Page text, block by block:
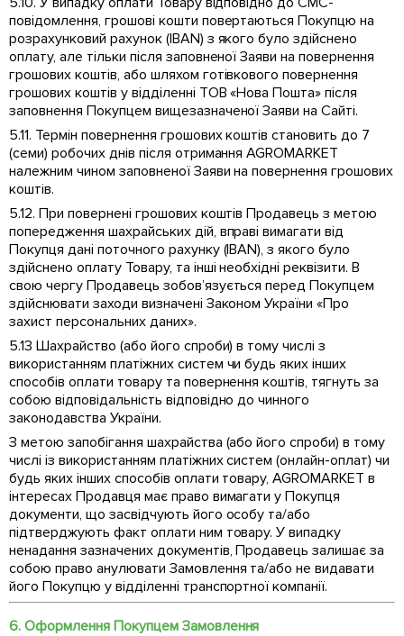
повідомлення, грошові кошти повертаються Покупцю на
розрахунковий рахунок (IBAN) з якого було здійснено
оплату, але тільки після заповненої Заяви на повернення
грошових коштів, або шляхом готівкового повернення
грошових коштів у відділенні ТОВ «Нова Пошта» після
заповнення Покупцем вищезазначеної Заяви на Сайті.
5.11. Термін повернення грошових коштів становить до 7
(семи) робочих днів після отримання AGROMARKET
належним чином заповненої Заяви на повернення грошових
коштів.
5.12. При повернені грошових коштів Продавець з метою
попередження шахрайських дій, вправі вимагати від
Покупця дані поточного рахунку (IBAN), з якого було
здійснено оплату Товару, та інші необхідні реквізити. В
свою чергу Продавець зобов’язується перед Покупцем
здійснювати заходи визначені Законом України «Про
захист персональних даних».
5.13 Шахрайство (або його спроби) в тому числі з
використанням платіжних систем чи будь яких інших
способів оплати товару та повернення коштів, тягнуть за
собою відповідальність відповідно до чинного
законодавства України.
З метою запобігання шахрайства (або його спроби) в тому
числі із використанням платіжних систем (онлайн-оплат) чи
будь яких інших способів оплати товару, AGROMARKET в
інтересах Продавця має право вимагати у Покупця
документи, що засвідчують його особу та/або
підтверджують факт оплати ним товару. У випадку
ненадання зазначених документів, Продавець залишає за
собою право анулювати Замовлення та/або не видавати
його Покупцю у відділенні транспортної компанії.
6. Оформлення Покупцем Замовлення